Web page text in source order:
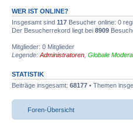
WER IST ONLINE?
Insgesamt sind 117 Besucher online: 0
Der Besucherrekord liegt bei 8909
Mitglieder: 0 Mitglieder
Legende: Administratoren Globale
STATISTIK
Beiträge insgesamt: 68177 • Themen
Foren-Übersicht